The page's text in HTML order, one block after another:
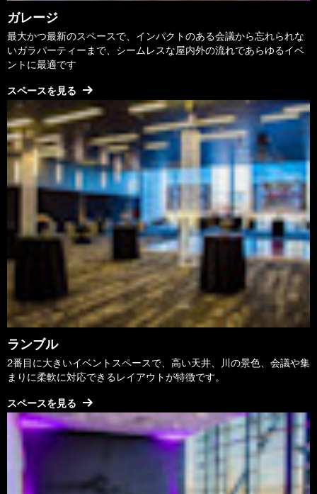
ガレージ
最大かつ最新のスペースで、インパクトのある会議から忘れられな
いガラパーティーまで、シームレスな屋内外の流れであらゆるイベ
ントに最適です
スペースを見る
ランブル
2番目に大きいイベントスペースで、高い天井、川の景色、会議や集
まりに柔軟に対応できるレイアウトが特徴です。
スペースを見る